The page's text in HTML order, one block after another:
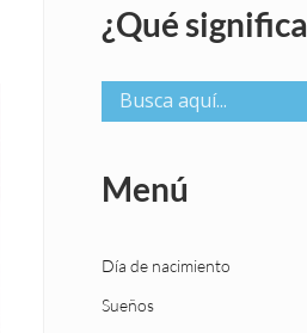
¿Qué
Menú
Día de nacimiento
Sueños